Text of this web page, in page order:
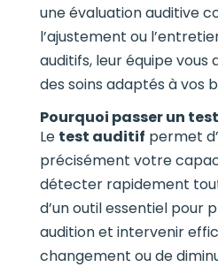
une évaluation auditive
l’ajustement ou
auditifs, leur équipe
des soins adaptés à vos
Pourquoi passer un
Le test auditif permet
précisément votre
détecter rapidement
d’un outil essentiel pour
audition et intervenir
changement ou de